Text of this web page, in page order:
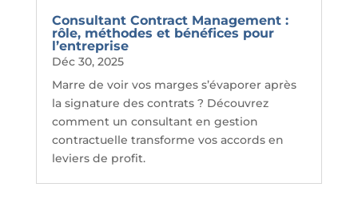
Consultant Contract Management :
rôle, méthodes et bénéfices pour
l’entreprise
Déc 30, 2025
Marre de voir vos marges s’évaporer après
la signature des contrats ? Découvrez
comment un consultant en gestion
contractuelle transforme vos accords en
leviers de profit.